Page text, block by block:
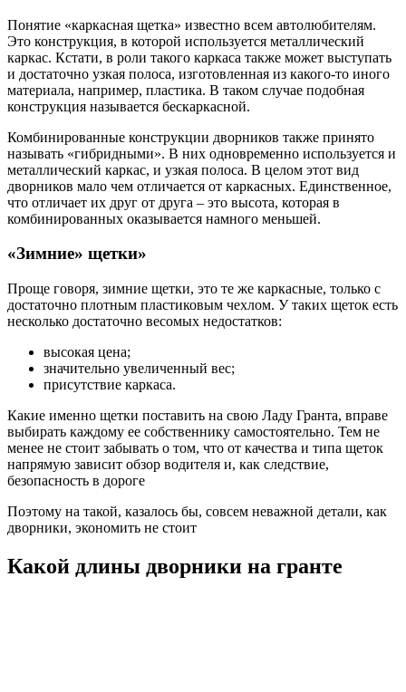
Понятие «каркасная щетка» известно всем автолюбителям.
Это конструкция, в которой используется металлический
каркас. Кстати, в роли такого каркаса также может выступать
и достаточно узкая полоса, изготовленная из какого-то иного
материала, например, пластика. В таком случае подобная
конструкция называется бескаркасной.
Комбинированные конструкции дворников также принято
называть «гибридными». В них одновременно используется и
металлический каркас, и узкая полоса. В целом этот вид
дворников мало чем отличается от каркасных. Единственное,
что отличает их друг от друга – это высота, которая в
комбинированных оказывается намного меньшей.
«Зимние» щетки»
Проще говоря, зимние щетки, это те же каркасные, только с
достаточно плотным пластиковым чехлом. У таких щеток есть
несколько достаточно весомых недостатков:
высокая цена;
значительно увеличенный вес;
присутствие каркаса.
Какие именно щетки поставить на свою Ладу Гранта, вправе
выбирать каждому ее собственнику самостоятельно. Тем не
менее не стоит забывать о том, что от качества и типа щеток
напрямую зависит обзор водителя и, как следствие,
безопасность в дороге
Поэтому на такой, казалось бы, совсем неважной детали, как
дворники, экономить не стоит
Какой длины дворники на гранте